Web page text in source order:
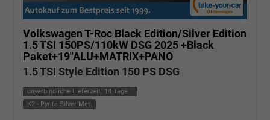
Volkswagen T-Roc Black Edition/Silver Edition
1.5 TSI 150PS/110kW DSG 2025 +Black
Paket+19"ALU+MATRIX+PANO
1.5 TSI Style Edition 150 PS DSG
unverbindliche Lieferzeit: 14 Tage
K2 - Pyrite Silver Met.